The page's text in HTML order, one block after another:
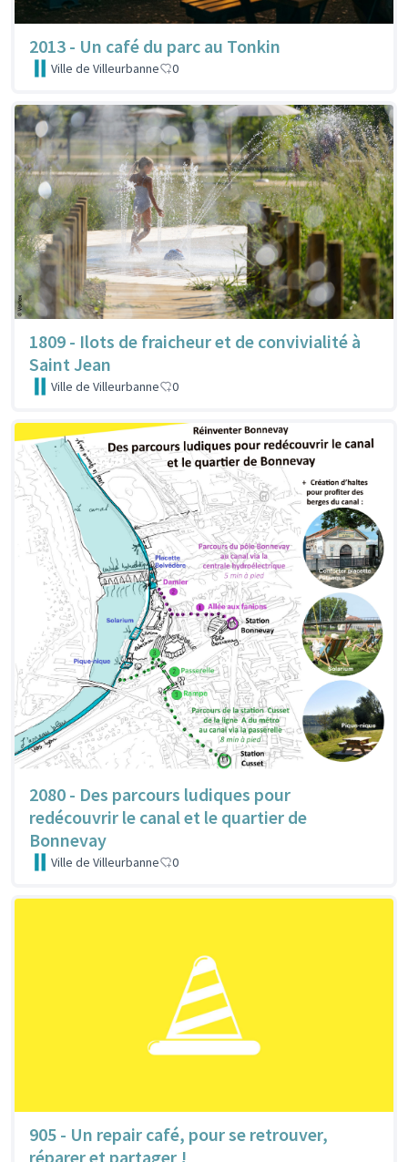
2013 - Un café du parc au Tonkin
Ville de Villeurbanne 0
1809 - Ilots de fraicheur et de convivialité à
Saint Jean
Ville de Villeurbanne 0
2080 - Des parcours ludiques pour
redécouvrir le canal et le quartier de
Bonnevay
Ville de Villeurbanne 0
905 - Un repair café, pour se retrouver,
réparer et partager !